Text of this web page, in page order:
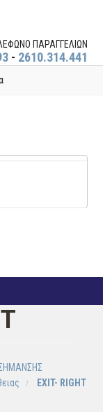
ΠΑΡΑΓΓΕΛΙΩΝ
- 2610.314.441
EXIT- RIGHT